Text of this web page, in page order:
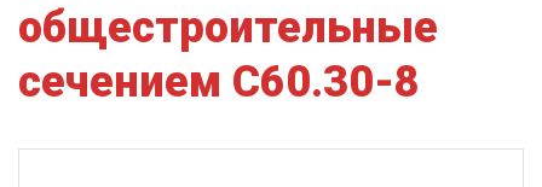
общестроительные
сечением С60.30-8